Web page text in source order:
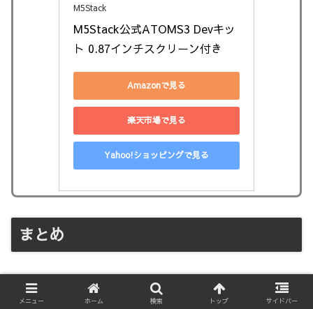
M5Stack
M5Stack公式ATOMS3 Devキッ
ト 0.87インチスクリーン付き
Amazonで見る
楽天市場で見る
Yahoo!ショッピングで見る
まとめ
IoTプログラミングの一環として、デバイスから取得した
シリアルデータをデータベースに格納する方法を紹介しま
メニュー ホーム 検索 トップ サイドバー